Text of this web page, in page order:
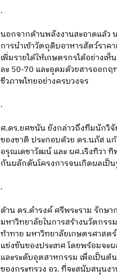
.
นอกจากด้านพลังงานสะอาดแล้ว
การนำเข้าวัตถุดิบอาหารสัตว์รา
เพิ่มรายได้ให้เกษตรกรได้อย่าง
ละ 50-70 และอุดมด้วยสารออก
ชีวภาพไทยอย่างครบวงจร
.
ศ.ดร.ยศชนัน ยังกล่าวถึงทีมนักวิจั
ของชาติ ประกอบด้วย ดร.นภัส แ
อรุณเดชาวัฒน์ และ ผศ.เริงทิวา
กันผลักดันโครงการจนเกิดผลเป็
.
ด้าน ดร.ดำรงค์ ศรีพระราม รักษ
มหาวิทยาลัยในการสร้างนวัตกร
ท้าทาย มหาวิทยาลัยเกษตรศาสต
แข่งขันของประเทศ โดยพร้อมจะ
และระดับอุตสาหกรรม เพื่อเป็น
ของกระทรวง อว. ที่จะสนับสนุนง